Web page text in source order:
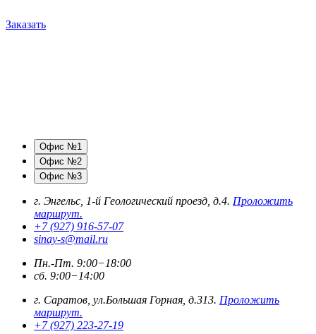
Заказать
Офис №1
Офис №2
Офис №3
г. Энгельс, 1-й Геологический проезд, д.4. Проложить
маршрут.
+7 (927) 916-57-07
sinay-s@mail.ru
Пн.-Пт. 9:00−18:00
сб. 9:00−14:00
г. Саратов, ул.Большая Горная, д.313. Проложить
маршрут.
+7 (927) 223-27-19